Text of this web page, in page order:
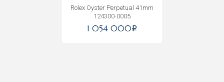
Rolex Oyster Perpetual 41mm
124300-0005
1 054 000i